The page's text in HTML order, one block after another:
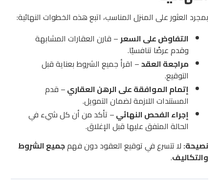
بمجرد العثور على المنزل المناسب، اتبع هذه الخطوات النهائية:
التفاوض على السعر – قارن العقارات المشابهة
وقدم عرضًا تنافسيًا.
مراجعة العقد– اقرأ جميع الشروط بعناية قبل
التوقيع.
إتمام الموافقة على الرهن العقاري– قدم
المستندات اللازمة لضمان التمويل.
إجراء الفحص النهائي– تأكد من أن كل شيء في
الحالة المتفق عليها قبل الإغلاق.
نصيحة: لا تتسرع في توقيع العقود دون فهمجميع الشروط
والتكاليف.